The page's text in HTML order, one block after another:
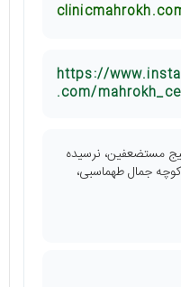
https://
.com/
مستضعفین، نرسیده
کوچه جمال طهماسبی،